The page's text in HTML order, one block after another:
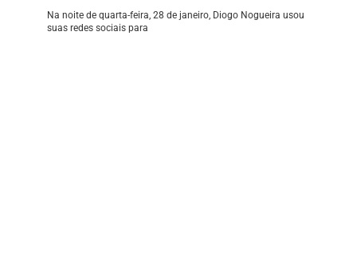
Na noite de quarta-feira, 28 de janeiro, Diogo Nogueira usou
suas redes sociais para